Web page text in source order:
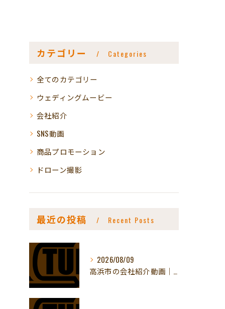
カテゴリー Categories
全てのカテゴリー
ウェディングムービー
会社紹介
SNS動画
商品プロモーション
ドローン撮影
最近の投稿 Recent Posts
2026/08/09
高浜市の会社紹介動画｜ものづくりの現場を魅せる